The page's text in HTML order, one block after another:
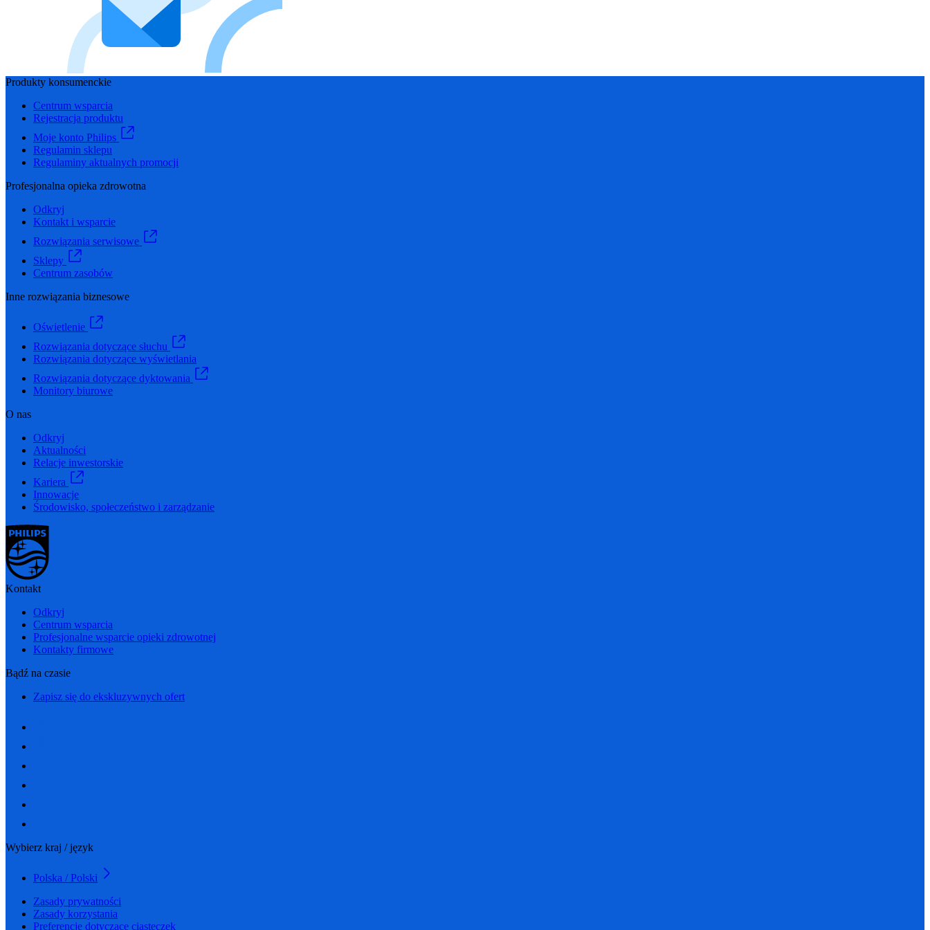
Produkty konsumenckie
Centrum wsparcia
Rejestracja produktu
Moje konto Philips
Regulamin sklepu
Regulaminy aktualnych promocji
Profesjonalna opieka zdrowotna
Odkryj
Kontakt i wsparcie
Rozwiązania serwisowe
Sklepy
Centrum zasobów
Inne rozwiązania biznesowe
Oświetlenie
Rozwiązania dotyczące słuchu
Rozwiązania dotyczące wyświetlania
Rozwiązania dotyczące dyktowania
Monitory biurowe
O nas
Odkryj
Aktualności
Relacje inwestorskie
Kariera
Innowacje
Środowisko, społeczeństwo i zarządzanie
Kontakt
Odkryj
Centrum wsparcia
Profesjonalne wsparcie opieki zdrowotnej
Kontakty firmowe
Bądź na czasie
Zapisz się do ekskluzywnych ofert
Wybierz kraj / język
Polska / Polski
Zasady prywatności
Zasady korzystania
Preferencje dotyczące ciasteczek